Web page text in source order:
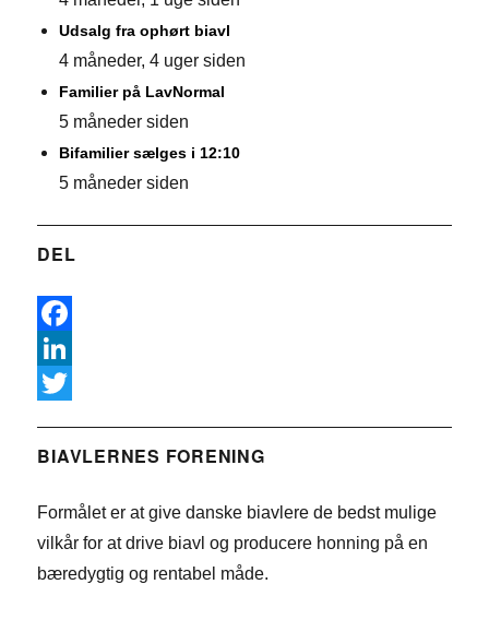
Udsalg fra ophørt biavl
4 måneder, 4 uger siden
Familier på LavNormal
5 måneder siden
Bifamilier sælges i 12:10
5 måneder siden
DEL
F
a
e
o
L
n
e
w
t
BIAVLERNES FORENING
Formålet er at give danske biavlere de bedst mulige
vilkår for at drive biavl og producere honning på en
bæredygtig og rentabel måde.